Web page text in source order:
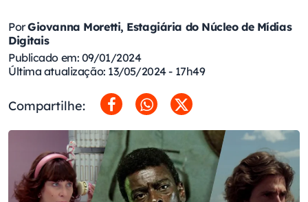
PorGiovanna Moretti, Estagiária do Núcleo de Mídias
Digitais
Publicado em: 09/01/2024
Última atualização: 13/05/2024 - 17h49
Compartilhe: